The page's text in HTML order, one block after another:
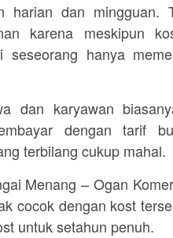
harian dan mingguan.
karena meskipun
seseorang hanya
dan karyawan
dengan tarif
terbilang cukup mahal.
Menang – Ogan
cocok dengan kost
untuk setahun penuh.